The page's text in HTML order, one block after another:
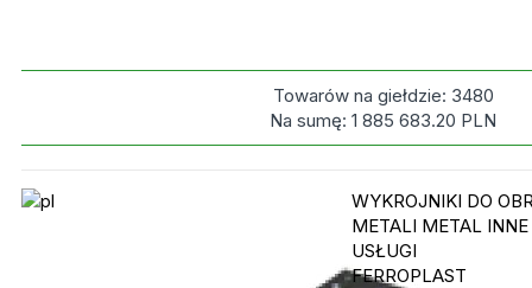
Towarów na giełdzie: 3480
Na sumę:1 885 683.20 PLN
WYKROJNIKI DO
METALI METAL
USŁUGI
FERROPLAST